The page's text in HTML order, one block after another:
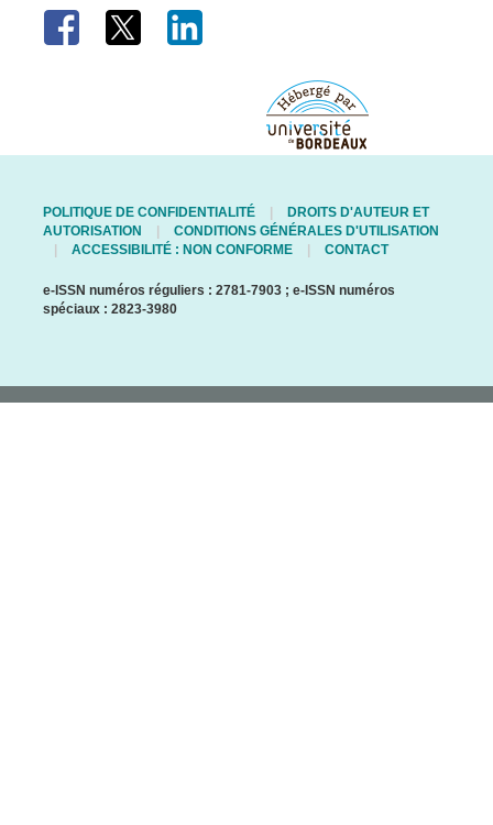
POLITIQUE DE CONFIDENTIALITÉ
DROITS D'AUTEUR ET
AUTORISATION
CONDITIONS GÉNÉRALES D'UTILISATION
ACCESSIBILITÉ : NON CONFORME
CONTACT
e-ISSN numéros réguliers : 2781-7903 ; e-ISSN numéros
spéciaux : 2823-3980